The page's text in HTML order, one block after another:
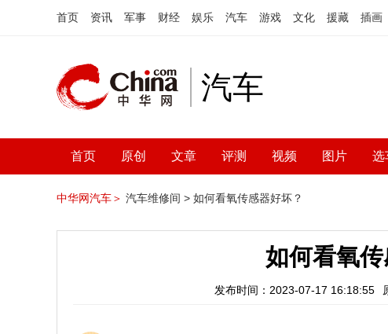
首页 资讯 军事 财经 娱乐 汽车 游戏 文化 援藏 插画
汽车
首页 原创 文章 评测 视频 图片 选
中华网汽车＞ 汽车维修间 > 如何看氧传感器好坏？
如何看氧
发布时间：2023-07-17 16:18:55